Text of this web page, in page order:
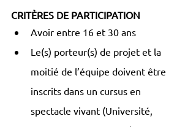
CRITÈRES DE PARTICIPATION
Avoir entre 16 et 30 ans
Le(s) porteur(s) de projet et la
moitié de l’équipe doivent être
inscrits dans un cursus en
spectacle vivant (Université,